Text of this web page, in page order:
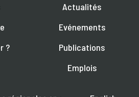
?
Actualités
Evénements
Publications
Emplois